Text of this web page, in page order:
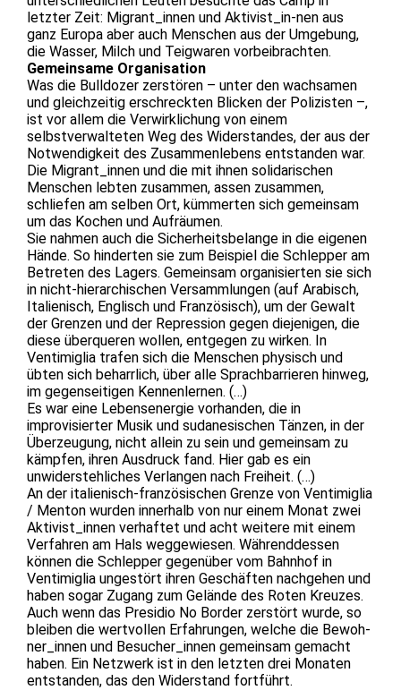
letzter Zeit: Migrant_innen und Aktivist_in-nen aus
ganz Europa aber auch Menschen aus der Umgebung,
die Wasser, Milch und Teigwaren vorbeibrachten.
Gemeinsame Organisation
Was die Bulldozer zerstören – unter den wachsamen
und gleichzeitig erschreckten Blicken der Polizisten –,
ist vor allem die Verwirklichung von einem
selbstverwalteten Weg des Widerstandes, der aus der
Notwendigkeit des Zusammenlebens entstanden war.
Die Migrant_innen und die mit ihnen solidarischen
Menschen lebten zusammen, assen zusammen,
schliefen am selben Ort, kümmerten sich gemeinsam
um das Kochen und Aufräumen.
Sie nahmen auch die Sicherheitsbelange in die eigenen
Hände. So hinderten sie zum Beispiel die Schlepper am
Betreten des Lagers. Gemeinsam organisierten sie sich
in nicht-hierarchischen Versammlungen (auf Arabisch,
Italienisch, Englisch und Französisch), um der Gewalt
der Grenzen und der Repression gegen diejenigen, die
diese überqueren wollen, entgegen zu wirken. In
Ventimiglia trafen sich die Menschen physisch und
übten sich beharrlich, über alle Sprachbarrieren hinweg,
im gegenseitigen Kennenlernen. (…)
Es war eine Lebensenergie vorhanden, die in
improvisierter Musik und sudanesischen Tänzen, in der
Überzeugung, nicht allein zu sein und gemeinsam zu
kämpfen, ihren Ausdruck fand. Hier gab es ein
unwiderstehliches Verlangen nach Freiheit. (…)
An der italienisch-französischen Grenze von Ventimiglia
/ Menton wurden innerhalb von nur einem Monat zwei
Aktivist_innen verhaftet und acht weitere mit einem
Verfahren am Hals weggewiesen. Währenddessen
können die Schlepper gegenüber vom Bahnhof in
Ventimiglia ungestört ihren Geschäften nachgehen und
haben sogar Zugang zum Gelände des Roten Kreuzes.
Auch wenn das Presidio No Border zerstört wurde, so
bleiben die wertvollen Erfahrungen, welche die Bewoh-
ner_innen und Besucher_innen gemeinsam gemacht
haben. Ein Netzwerk ist in den letzten drei Monaten
entstanden, das den Widerstand fortführt.